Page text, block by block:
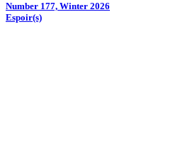
Number 177, Winter 2026
Espoir(s)